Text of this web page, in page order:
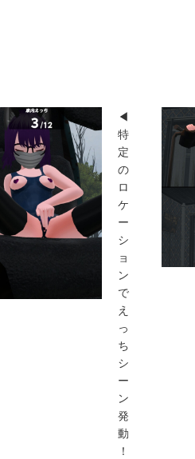
◀
特
定
の
ロ
ケ
ー
シ
ョ
ン
で
え
っ
ち
シ
ー
ン
発
動
！